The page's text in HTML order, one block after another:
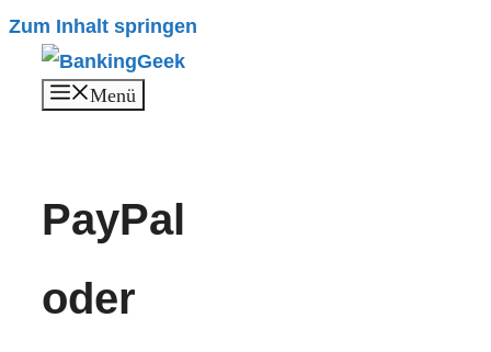
Zum Inhalt springen
Menü
PayPal
oder